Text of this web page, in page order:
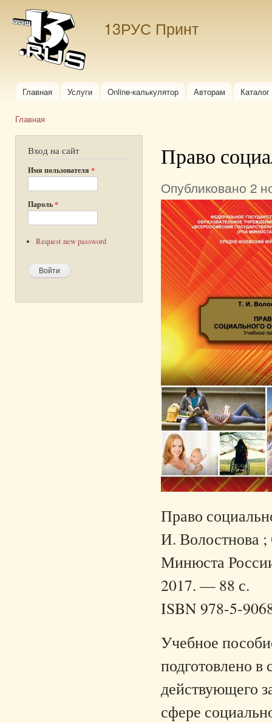
13РУС Принт
Главное меню
Главная Услуги Online-калькулятор Авторам
Главная
Вход на сайт
Имя пользователя *
Пароль*
Request new password
Право
Опубликовано 2
Право
И. Волостнова
Минюста
2017. — 88 с.
ISBN 978-5-
Учебное
подготовлено в
действующего
сфере